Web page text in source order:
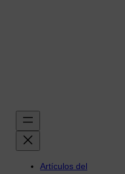
Artículos del